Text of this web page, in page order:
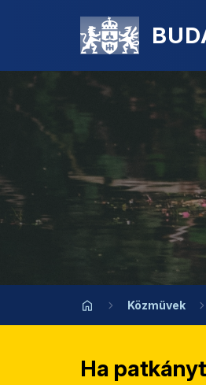
Közművek
Ha